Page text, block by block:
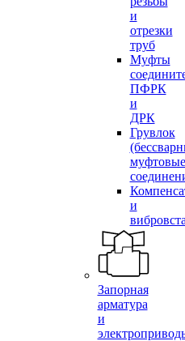
и
отрезки
труб
Муфты
ПФРК
и
ДРК
Грувлок
муфтовые
и
Запорная
арматура
и